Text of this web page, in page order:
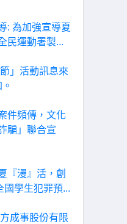
: 為加強宣導夏
民運動署製...
」活動訊息來
件頻傳，文化
騙」聯合宣
『漫』活，創
國學生犯罪預...
成事股份有限